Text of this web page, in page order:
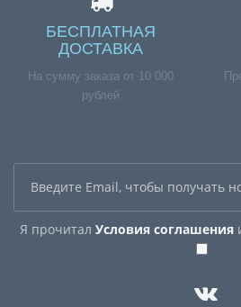
БЕСПЛАТНАЯ
ДОСТАВКА
На сумму заказа от 10 000
рублей
Я прочитал Условия соглашения